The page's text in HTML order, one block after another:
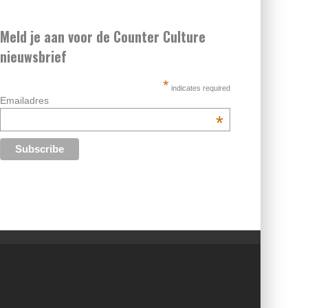
Meld je aan voor de Counter Culture
nieuwsbrief
* indicates required
Emailadres
*